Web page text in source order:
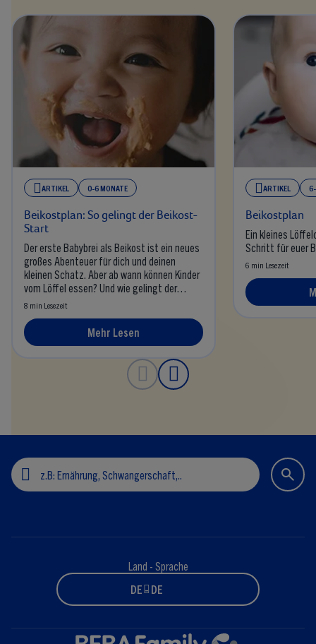
ARTIKEL 0-6 MONATE
Beikostplan: So gelingt der Beikost-
Start
Der erste Babybrei als Beikost ist ein neues
großes Abenteuer für dich und deinen
kleinen Schatz. Aber ab wann können Kinder
vom Löffel essen? Und wie gelingt der
Beikoststart mit Brei?
8 min Lesezeit
Mehr Lesen
ARTIKEL
Beikostplan
Ein kleines
Schritt für euer
6 min Lesezeit
Land - Sprache
DE - DE